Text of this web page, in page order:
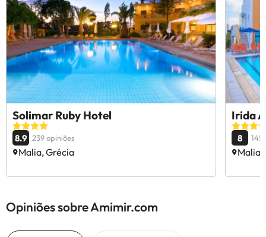
Solimar Ruby Hotel
8.9 239 opiniões
Malia, Grécia
Irida
8 145
Malia,
Opiniões sobre Amimir.com